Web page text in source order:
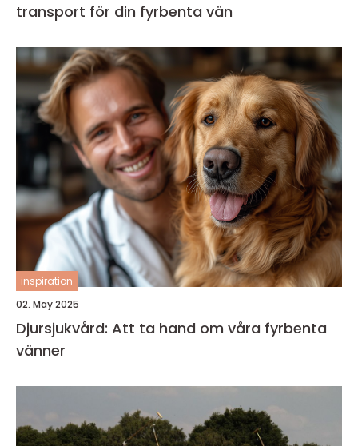
transport för din fyrbenta vän
inspiration
02. May 2025
Djursjukvård: Att ta hand om våra fyrbenta
vänner